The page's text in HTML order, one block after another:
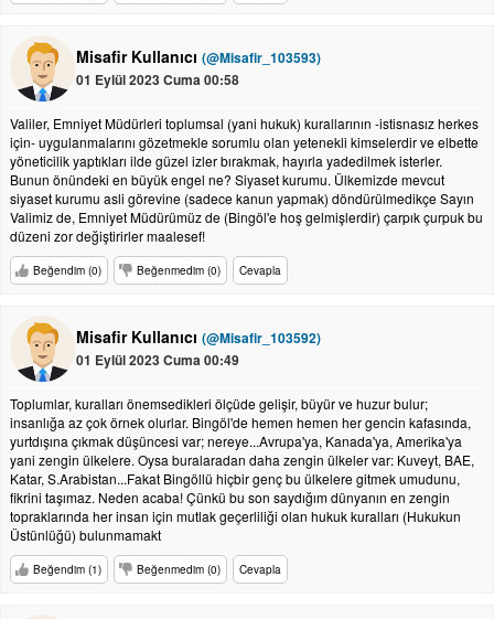
Misafir Kullanıcı (@Misafir_103593)
01 Eylül 2023 Cuma 00:58
Valiler, Emniyet Müdürleri toplumsal (yani hukuk) kurallarının -istisnasız herkes
için- uygulanmalarını gözetmekle sorumlu olan yetenekli kimselerdir ve elbette
yöneticilik yaptıkları ilde güzel izler bırakmak, hayırla yadedilmek isterler.
Bunun önündeki en büyük engel ne? Siyaset kurumu. Ülkemizde mevcut
siyaset kurumu asli görevine (sadece kanun yapmak) döndürülmedikçe Sayın
Valimiz de, Emniyet Müdürümüz de (Bingöl'e hoş gelmişlerdir) çarpık çurpuk bu
düzeni zor değiştirirler maalesef!
Beğendim (0) Beğenmedim (0) Cevapla
Misafir Kullanıcı (@Misafir_103592)
01 Eylül 2023 Cuma 00:49
Toplumlar, kuralları önemsedikleri ölçüde gelişir, büyür ve huzur bulur;
insanlığa az çok örnek olurlar. Bingöl'de hemen hemen her gencin kafasında,
yurtdışına çıkmak düşüncesi var; nereye...Avrupa'ya, Kanada'ya, Amerika'ya
yani zengin ülkelere. Oysa buralaradan daha zengin ülkeler var: Kuveyt, BAE,
Katar, S.Arabistan...Fakat Bingöllü hiçbir genç bu ülkelere gitmek umudunu,
fikrini taşımaz. Neden acaba! Çünkü bu son saydığım dünyanın en zengin
topraklarında her insan için mutlak geçerliliği olan hukuk kuralları (Hukukun
Üstünlüğü) bulunmamakt
Beğendim (1) Beğenmedim (0) Cevapla